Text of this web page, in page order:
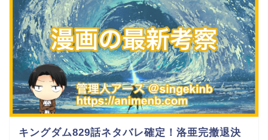
キングダム829話ネタバレ確定！洛亜完撤退決